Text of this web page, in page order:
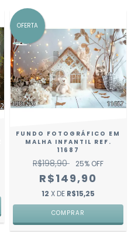
OFERTA
FUNDO FOTOGRÁFICO EM
MALHA INFANTIL REF.
11687
R$198,90 25% OFF
R$149,90
12 X DE R$15,25
COMPRAR